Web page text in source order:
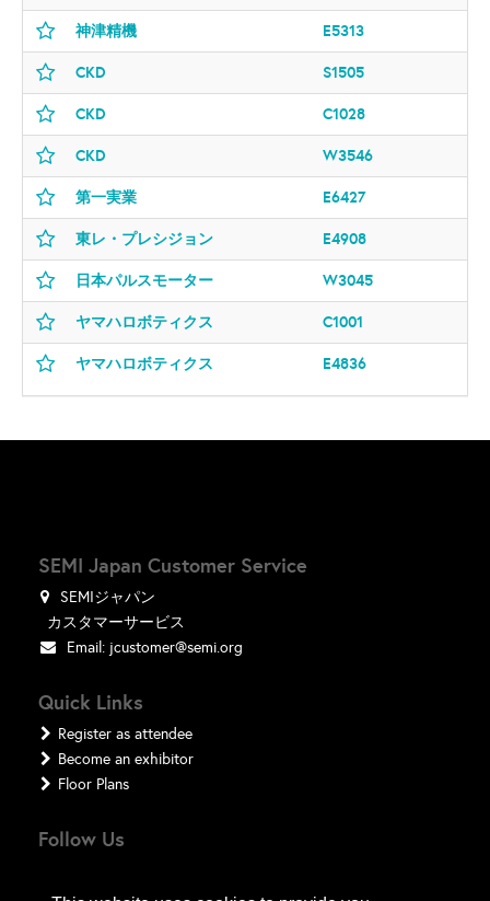
神津精機 E5313
CKD S1505
CKD C1028
CKD W3546
第一実業 E6427
東レ・プレシジョン E4908
日本パルスモーター W3045
ヤマハロボティクス C1001
ヤマハロボティクス E4836
SEMI Japan Customer Service
SEMIジャパン
カスタマーサービス
Email: jcustomer@semi.org
Quick Links
Register as attendee
Become an exhibitor
Floor Plans
Follow Us